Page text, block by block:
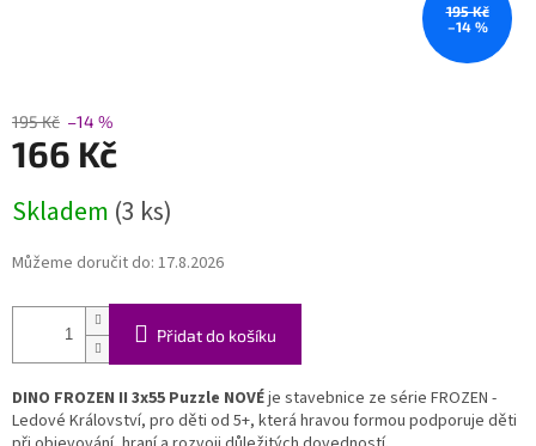
195 Kč
–14 %
195 Kč –14 %
166 Kč
cena:
Skladem (3 ks)
Můžeme doručit do: 17.8.2026
Přidat do košíku
DINO FROZEN II 3x55 Puzzle NOVÉje stavebnice ze série FROZEN -
Ledové Království, pro děti od 5+, která hravou formou podporuje děti